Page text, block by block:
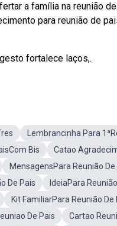
a família na reunião
para reunião de
fortalece laços,.
Lembrancinha Para
Bis
Catao
MensagensPara Reunião De
De Pais
IdeiaPara
Kit FamiliarPara Reunião De
De Pais
Cartao